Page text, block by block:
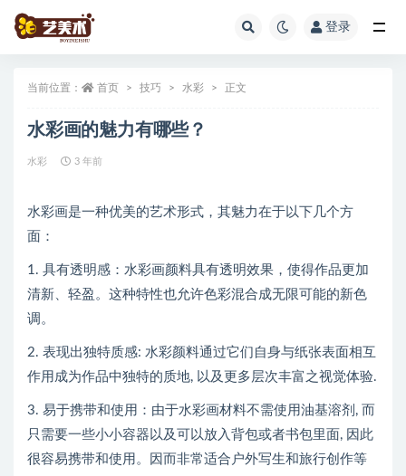
登录
当前位置： 首页 技巧 水彩 正文
水彩画的魅力有哪些？
水彩 3 年前
水彩画是一种优美的艺术形式，其魅力在于以下几个方
面：
1. 具有透明感：水彩画颜料具有透明效果，使得作品更加
清新、轻盈。这种特性也允许色彩混合成无限可能的新色
调。
2. 表现出独特质感: 水彩颜料通过它们自身与纸张表面相互
作用成为作品中独特的质地, 以及更多层次丰富之视觉体验.
3. 易于携带和使用：由于水彩画材料不需使用油基溶剂, 而
只需要一些小小容器以及可以放入背包或者书包里面, 因此
很容易携带和使用。因而非常适合户外写生和旅行创作等